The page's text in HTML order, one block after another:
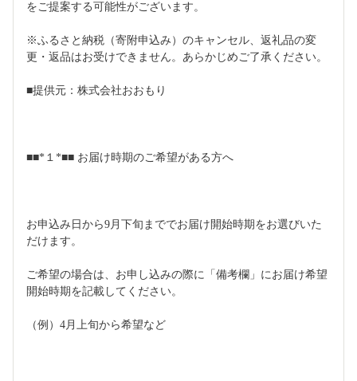
をご提案する可能性がございます。
※ふるさと納税（寄附申込み）のキャンセル、返礼品の変
更・返品はお受けできません。あらかじめご了承ください。
■提供元：株式会社おおもり
■■*１*■■ お届け時期のご希望がある方へ
お申込み日から9月下旬まででお届け開始時期をお選びいた
だけます。
ご希望の場合は、お申し込みの際に「備考欄」にお届け希望
開始時期を記載してください。
（例）4月上旬から希望など